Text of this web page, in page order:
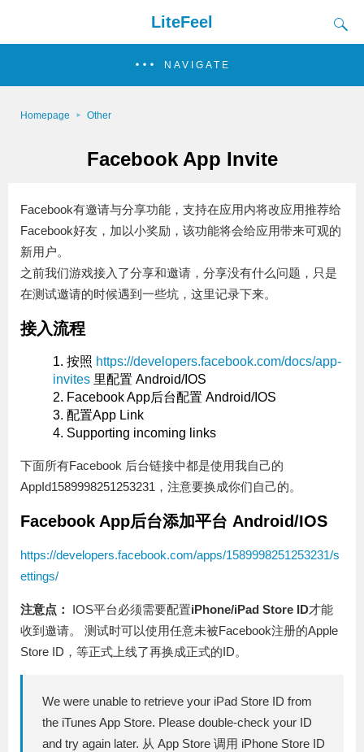
LiteFeel
NAVIGATE
Homepage Other
Facebook App Invite
Facebook有邀请与分享功能，支持在应用内将改应用推荐给
Facebook好友，加以小奖励，该功能将会给应用带来可观的
新用户。
之前我们游戏接入了分享和邀请，分享没有什么问题，只是
在测试邀请的时候遇到一些坑，这里记录下来。
接入流程
按照 https://developers.facebook.com/docs/app-
invites 里配置 Android/IOS
Facebook App后台配置 Android/IOS
配置App Link
Supporting incoming links
下面所有Facebook 后台链接中都是使用我自己的
AppId1589998251253231，注意要换成你们自己的。
Facebook App后台添加平台 Android/IOS
https://developers.facebook.com/apps/1589998251253231/s
ettings/
注意点： IOS平台必须需要配置iPhone/iPad Store ID才能
收到邀请。 测试时可以使用任意未被Facebook注册的Apple
Store ID，等正式上线了再换成正式的ID。
We were unable to retrieve your iPad Store ID from
the iTunes App Store. Please double-check your ID
and try again later. 从 App Store 调用 iPhone Store ID